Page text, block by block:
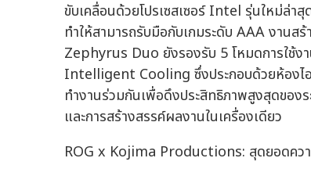
ขับเคลื่อนด้วยโปรเซสเซอร์ Intel รุ่นใหม่ล่
ทำให้สามารถรับมือกับเกมระดับ AAA งาน
Zephyrus Duo ยังรองรับ 5 โหมดการใช้ง
Intelligent Cooling ซึ่งประกอบด้วยห้องไ
ทำงานร่วมกันเพื่อดึงประสิทธิภาพสูงสุดของ
และการสร้างสรรค์ผลงานในเครื่องเดียว
ROG x Kojima Productions: สุดยอดควา